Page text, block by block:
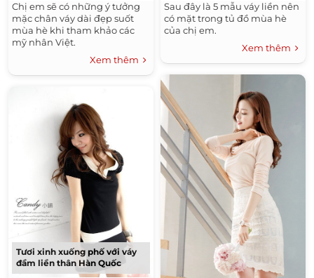
Chị em sẽ có những ý tưởng
mặc chân váy dài đẹp suốt
mùa hè khi tham khảo các
mỹ nhân Việt.
Xem thêm
Tươi xinh xuống phố với váy
đầm liền thân Hàn Quốc
Sau đây là 5 mẫu váy liền nên
có mặt trong tủ đồ mùa hè
của chị em.
Xem thêm